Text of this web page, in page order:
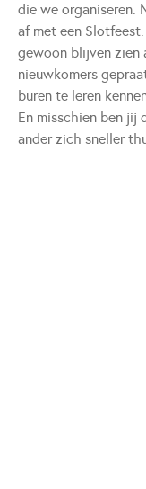
die we organiseren.
af met een
gewoon blijven zien
nieuwkomers
buren te leren
En misschien ben jij
ander zich sneller